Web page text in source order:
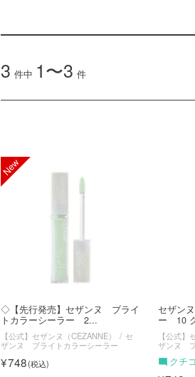
3 件中 1〜3 件
◇【先行発売】セザンヌ ブライ
トカラーシーラー 2...
【公式】セザンヌ（CEZANNE）
セ
ザンヌ ブライトカラーシーラー
748
セザン
ー 10
【公式】
ザンヌ
クチ